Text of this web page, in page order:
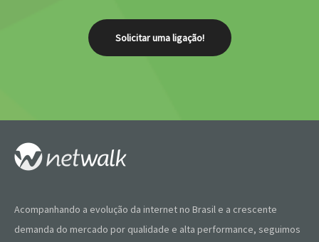
Solicitar uma ligação!
Acompanhando a evolução da internet no Brasil e a crescente
demanda do mercado por qualidade e alta performance, seguimos